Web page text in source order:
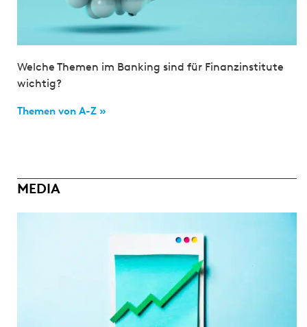
Welche Themen im Banking sind für Finanzinstitute
wichtig?
Themen von A-Z »
MEDIA